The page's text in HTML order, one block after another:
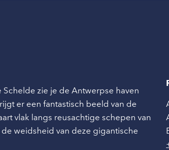
zie je de Antwerpse haven
er een fantastisch beeld van de
vlak langs reusachtige schepen van
weidsheid van deze gigantische